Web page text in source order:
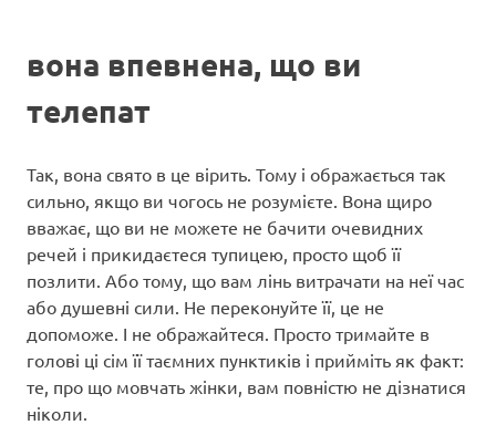
вона впевнена, що ви
телепат
Так, вона свято в це вірить. Тому і ображається так
сильно, якщо ви чогось не розумієте. Вона щиро
вважає, що ви не можете не бачити очевидних
речей і прикидаєтеся тупицею, просто щоб її
позлити. Або тому, що вам лінь витрачати на неї час
або душевні сили. Не переконуйте її, це не
допоможе. І не ображайтеся. Просто тримайте в
голові ці сім її таємних пунктиків і прийміть як факт:
те, про що мовчать жінки, вам повністю не дізнатися
ніколи.